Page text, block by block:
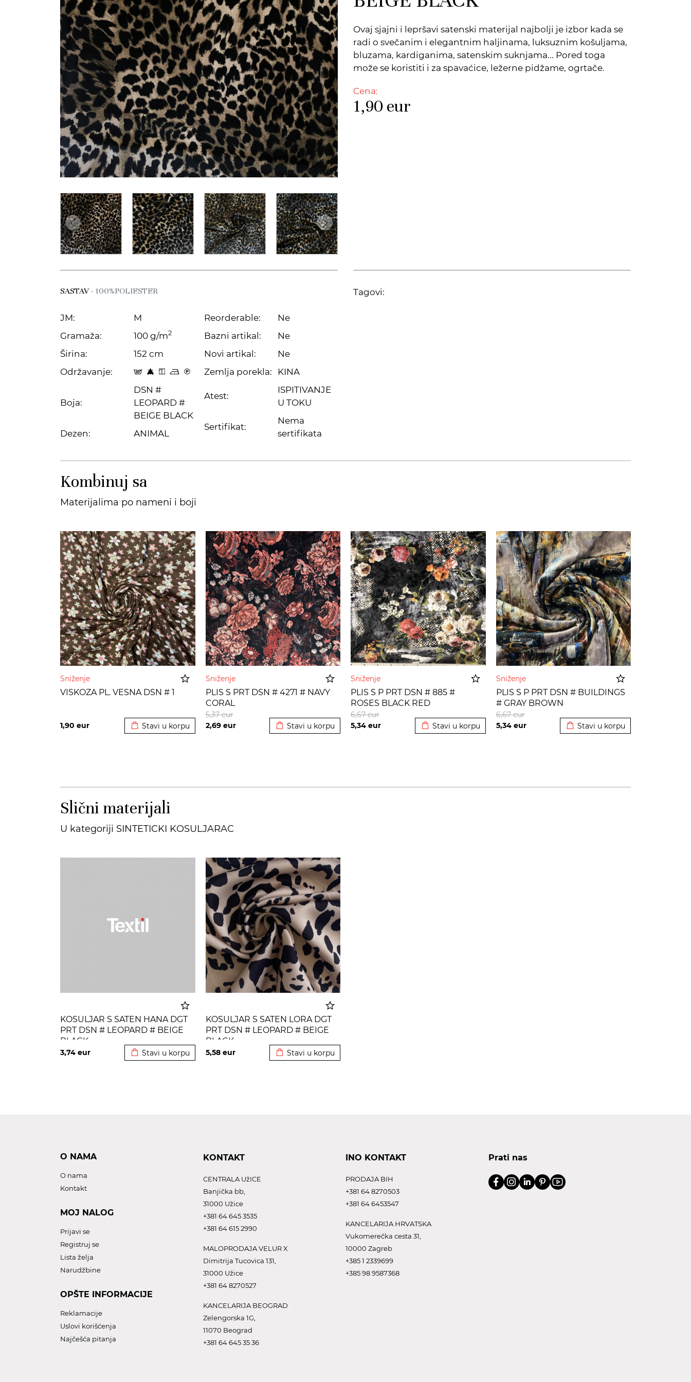
Ovaj sjajni i lepršavi satenski materijal najbolji je izbor kada se
radi o svečanim i elegantnim haljinama, luksuznim košuljama,
bluzama, kardiganima, satenskim suknjama... Pored toga
može se koristiti i za spavaćice, ležerne pidžame, ogrtače.
Cena:
1,90 eur
SASTAV- 100%POLIESTER
JM:
M
Gramaža:
100 g/m2
Širina:
152 cm
Održavanje:
s 8 y o C
Boja:
DSN #
LEOPARD #
BEIGE BLACK
Dezen:
ANIMAL
Reorderable:
Ne
Bazni artikal:
Ne
Novi artikal:
Ne
Zemlja porekla:
KINA
Atest:
ISPITIVANJE
U TOKU
Sertifikat:
Nema
sertifikata
Tagovi:
Kombinuj sa
Materijalima po nameni i boji
Sniženje
VISKOZA PL. VESNA DSN # 1
1,90 eur Stavi u korpu
Sniženje
PLIS S PRT DSN # 4271 # NAVY
CORAL
2,69 eur
5,37eur
Stavi u korpu
Sniženje
PLIS S P PRT DSN # 885 #
ROSES BLACK RED
5,34 eur
6,67eur
Stavi u korpu
Sniženje
PLIS S P PRT DSN # BUILDINGS
# GRAY BROWN
5,34 eur
6,67eur
Stavi u korpu
Slični materijali
U kategoriji SINTETICKI KOSULJARAC
KOSULJAR S SATEN HANA DGT
PRT DSN # LEOPARD # BEIGE
BLACK
3,74 eur Stavi u korpu
KOSULJAR S SATEN LORA DGT
PRT DSN # LEOPARD # BEIGE
BLACK
5,58 eur Stavi u korpu
O NAMA
O nama
Kontakt
MOJ NALOG
Prijavi se
Registruj se
Lista želja
Narudžbine
OPŠTE INFORMACIJE
Reklamacije
Uslovi korišćenja
Najčešća pitanja
KONTAKT
CENTRALA UžICE
Banjička bb,
31000 Užice
+381 64 645 3535
+381 64 615 2990
MALOPRODAJA VELUR X
Dimitrija Tucovica 131,
31000 Užice
+381 64 8270527
KANCELARIJA BEOGRAD
Zelengorska 1G,
11070 Beograd
+381 64 645 35 36
INO KONTAKT
PRODAJA BIH
+381 64 8270503
+381 64 6453547
KANCELARIJA HRVATSKA
Vukomerečka cesta 31,
10000 Zagreb
+385 1 2339699
+385 98 9587368
Prati nas